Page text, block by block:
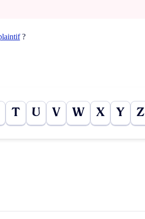
?
T U V W X Y Z